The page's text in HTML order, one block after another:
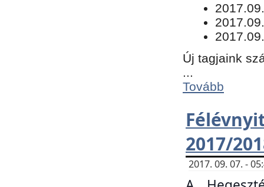
Új tagjaink
Tovább
2017/
2017. 09. 07. -